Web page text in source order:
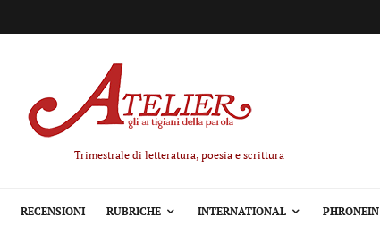
Trimestrale di letteratura, poesia e scrittura
RECENSIONI RUBRICHE INTERNATIONAL PHRONEIN